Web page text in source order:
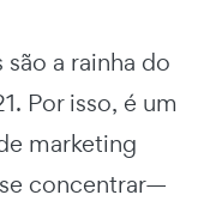
a rainha do
Por isso, é um
marketing
concentrar—